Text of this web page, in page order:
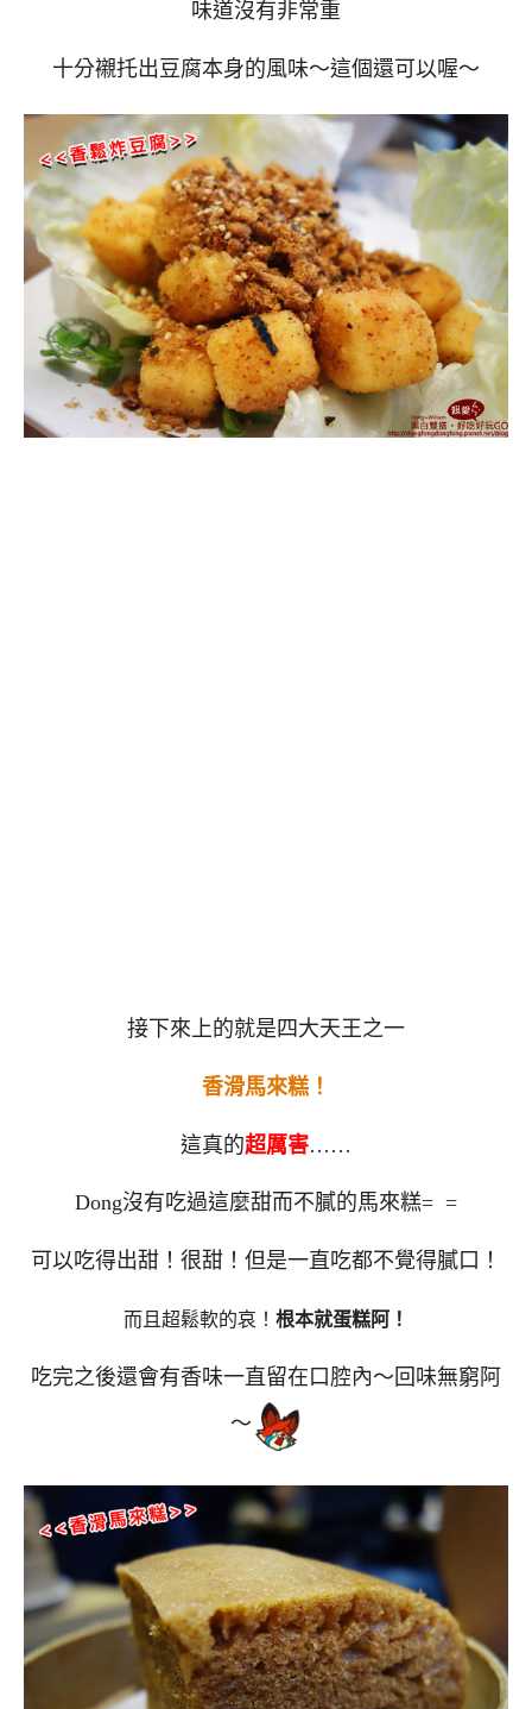
味道沒有非常重
十分襯托出豆腐本身的風味～這個還可以喔～
接下來上的就是四大天王之一
香滑馬來糕！
這真的超厲害……
Dong沒有吃過這麼甜而不膩的馬來糕= =
可以吃得出甜！很甜！但是一直吃都不覺得膩口！
而且超鬆軟的哀！ 根本就蛋糕阿！
吃完之後還會有香味一直留在口腔內～回味無窮阿
～